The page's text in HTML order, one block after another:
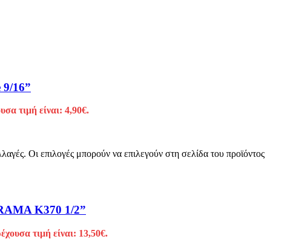
16”
τιμή είναι: 4,90€.
Οι επιλογές μπορούν να επιλεγούν στη σελίδα του προϊόντος
K370 1/2”
τιμή είναι: 13,50€.